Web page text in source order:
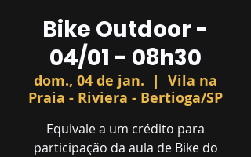
Bike Outdoor -
04/01 - 08h30
dom., 04 de jan.
  |
Vila na
Praia - Riviera - Bertioga/SP
Equivale a um crédito para
participação da aula de Bike do